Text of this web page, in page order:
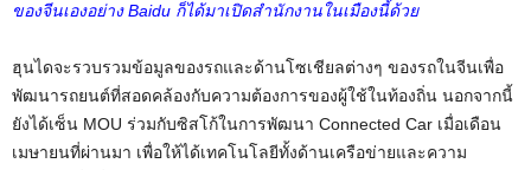
ของจีนเองอย่าง Baidu ก็ได้มาเปิดสำนักงานในเมืองนี้ด้วย
ฮุนไดจะรวบรวมข้อมูลของรถและด้านโซเชียลต่างๆ ของรถในจีนเพื่อ
พัฒนารถยนต์ที่สอดคล้องกับความต้องการของผู้ใช้ในท้องถิ่น นอกจากนี้
ยังได้เซ็น MOU ร่วมกับซิสโก้ในการพัฒนา Connected Car เมื่อเดือน
เมษายนที่ผ่านมา เพื่อให้ได้เทคโนโลยีทั้งด้านเครือข่ายและความ